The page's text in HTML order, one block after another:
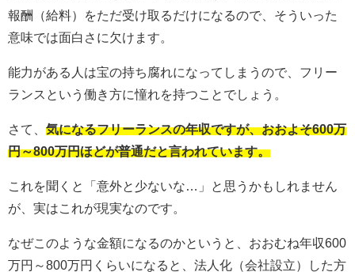
報酬（給料）をただ受け取るだけになるので、そういった
意味では面白さに欠けます。
能力がある人は宝の持ち腐れになってしまうので、フリー
ランスという働き方に憧れを持つことでしょう。
さて、 気になるフリーランスの年収ですが、おおよそ600万
円～800万円ほどが普通だと言われています。
これを聞くと「意外と少ないな…」と思うかもしれません
が、実はこれが現実なのです。
なぜこのような金額になるのかというと、おおむね年収600
万円～800万円くらいになると、法人化（会社設立）した方